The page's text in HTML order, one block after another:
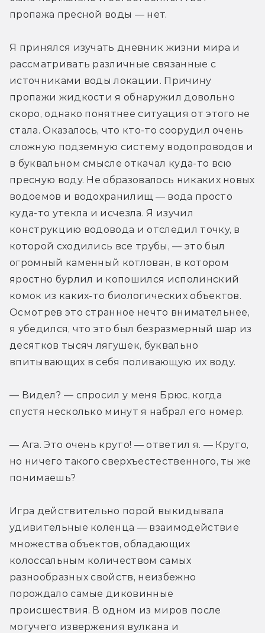
пропажа пресной воды — нет.
Я принялся изучать дневник жизни мира и
рассматривать различные связанные с
источниками воды локации. Причину
пропажи жидкости я обнаружил довольно
скоро, однако понятнее ситуация от этого не
стала. Оказалось, что кто-то соорудил очень
сложную подземную систему водопроводов и
в буквальном смысле откачал куда-то всю
пресную воду. Не образовалось никаких новых
водоемов и водохранилищ — вода просто
куда-то утекла и исчезла. Я изучил
конструкцию водовода и отследил точку, в
которой сходились все трубы, — это был
огромный каменный котлован, в котором
яростно бурлил и копошился исполинский
комок из каких-то биологических объектов.
Осмотрев это странное нечто внимательнее,
я убедился, что это был безразмерный шар из
десятков тысяч лягушек, буквально
впитывающих в себя поливающую их воду.
— Видел? — спросил у меня Брюс, когда
спустя несколько минут я набрал его номер.
— Ага. Это очень круто! — ответил я. — Круто,
но ничего такого сверхъестественного, ты же
понимаешь?
Игра действительно порой выкидывала
удивительные коленца — взаимодействие
множества объектов, обладающих
колоссальным количеством самых
разнообразных свойств, неизбежно
порождало самые диковинные
происшествия. В одном из миров после
могучего извержения вулкана и